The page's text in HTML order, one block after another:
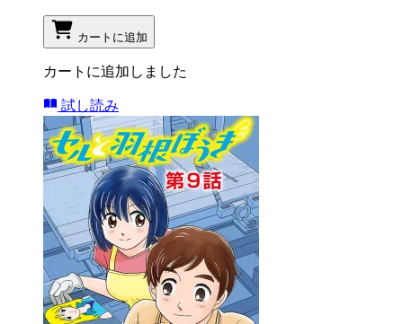
カートに追加
カートに追加しました
試し読み